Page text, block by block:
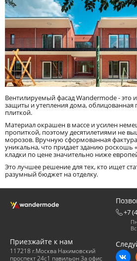
Вентилируемый фасад Wandermode - это
защиты и утепления дома,
плиткой.
Материал окрашен в массе и усилен
пропиткой, поэтому десятилетиями не
морозов. Вручную сформованная
уникальна, что придает зданию роскошь
кладки по цене значительно ниже
Это лучшее решение для тех, кто ищет
разумный бюджет на отделку.
+7
Вс
Приезжайте к нам
117218 г.Москва Нахимовский
проспект 24с1 павильон 3а офис